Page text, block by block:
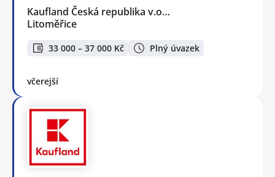
Kaufland Česká republika v.o…
Litoměřice
33 000 – 37 000 Kč Plný úvazek
včerejší